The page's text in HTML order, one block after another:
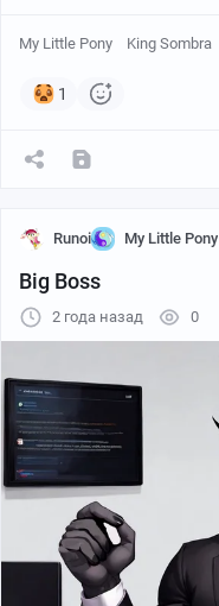
Источник
My Little Pony King Sombra
1
Runoi My Little Pony
Big Boss
2 года назад 0